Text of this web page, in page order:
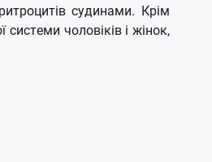
судинами. Крім
чоловіків і жінок,